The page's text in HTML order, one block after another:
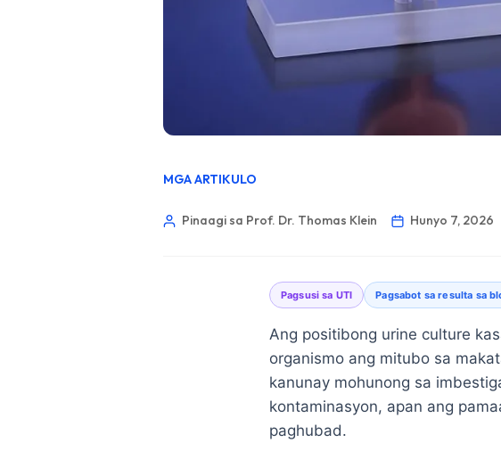
MGA ARTIKULO
Pinaagi sa Prof. Dr. Thomas Klein Hunyo 7, 2026
Pagsusi sa UTI Pagsabot sa resulta sa
Ang positibong urine culture
organismo ang mitubo sa
kanunay mohunong sa
kontaminasyon, apan ang
paghubad.